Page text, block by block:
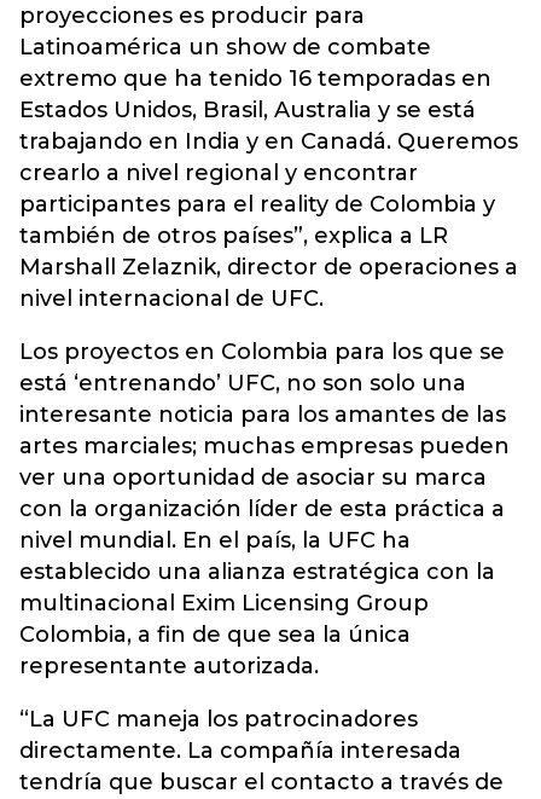
proyecciones es producir para
Latinoamérica un show de combate
extremo que ha tenido 16 temporadas en
Estados Unidos, Brasil, Australia y se está
trabajando en India y en Canadá. Queremos
crearlo a nivel regional y encontrar
participantes para el reality de Colombia y
también de otros países”, explica a LR
Marshall Zelaznik, director de operaciones a
nivel internacional de UFC.
Los proyectos en Colombia para los que se
está ‘entrenando’ UFC, no son solo una
interesante noticia para los amantes de las
artes marciales; muchas empresas pueden
ver una oportunidad de asociar su marca
con la organización líder de esta práctica a
nivel mundial. En el país, la UFC ha
establecido una alianza estratégica con la
multinacional Exim Licensing Group
Colombia, a fin de que sea la única
representante autorizada.
“La UFC maneja los patrocinadores
directamente. La compañía interesada
tendría que buscar el contacto a través de